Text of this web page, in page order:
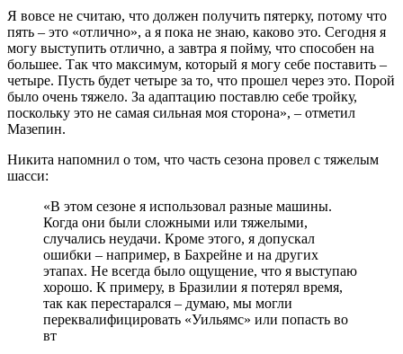
Я вовсе не считаю, что должен получить пятерку, потому что
пять – это «отлично», а я пока не знаю, каково это. Сегодня я
могу выступить отлично, а завтра я пойму, что способен на
большее. Так что максимум, который я могу себе поставить –
четыре. Пусть будет четыре за то, что прошел через это. Порой
было очень тяжело. За адаптацию поставлю себе тройку,
поскольку это не самая сильная моя сторона», – отметил
Мазепин.
Никита напомнил о том, что часть сезона провел с тяжелым
шасси:
«В этом сезоне я использовал разные машины.
Когда они были сложными или тяжелыми,
случались неудачи. Кроме этого, я допускал
ошибки – например, в Бахрейне и на других
этапах. Не всегда было ощущение, что я выступаю
хорошо. К примеру, в Бразилии я потерял время,
так как перестарался – думаю, мы могли
переквалифицировать «Уильямс» или попасть во
вт